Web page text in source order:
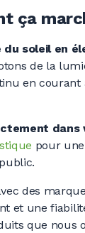
ça
du soleil en
de la
en courant
pour
des
et une
que nous